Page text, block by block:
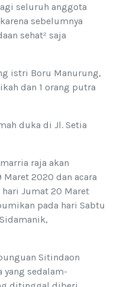
seluruh anggota
sebelumnya
sehat² saja
istri Boru Manurung,
dan 1 orang putra
duka di Jl. Setia
raja akan
2020 dan acara
hari Jumat 20 Maret
pada hari Sabtu
Sitindaon
sedalam-